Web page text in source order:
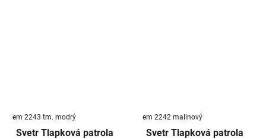
em 2243 tm. modrý
Svetr Tlapková patrola
em 2242 malinový
Svetr Tlapková patrola